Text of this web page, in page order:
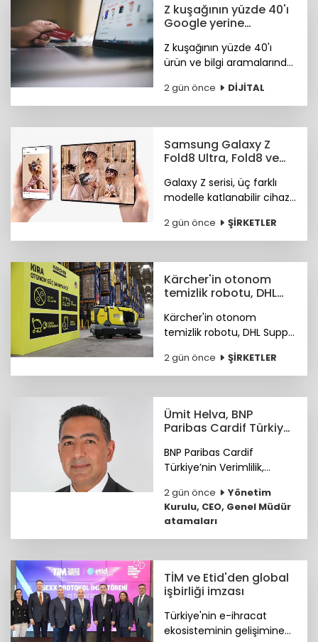
Z kuşağının yüzde 40'ı
Google yerine
yapıyor
Z kuşağının yüzde 40'ı
ürün ve bilgi aramalarında
Araştırma ayrıca
Instagram ve TikTok'un
önde olduğunu öne
çıkardı.
2 gün önce DİJİTAL
Samsung Galaxy Z
Fold8 Ultra, Fold8 ve
marketlerde
Galaxy Z serisi, üç farklı
modelle katlanabilir cihaz
sayfa açıyor.
2 gün önce ŞİRKETLER
Kärcher'in otonom
temizlik robotu, DHL
Kärcher'in otonom
temizlik robotu, DHL Supply
göreve başladı.
2 gün önce ŞİRKETLER
Ümit Helva, BNP
Paribas Cardif Türkiye
BNP Paribas Cardif
Türkiye’nin Verimlilik,
Operasyondan Sorumlu
Genel Müdür Yardımcılığı
görevine Ümit Helva
atandı.
2 gün önce
Yönetim
Kurulu, CEO, Genel Müdür
atamaları
TİM ve Etid'den global
işbirliği imzası
Türkiye'nin e-ihracat
ekosisteminin gelişimine